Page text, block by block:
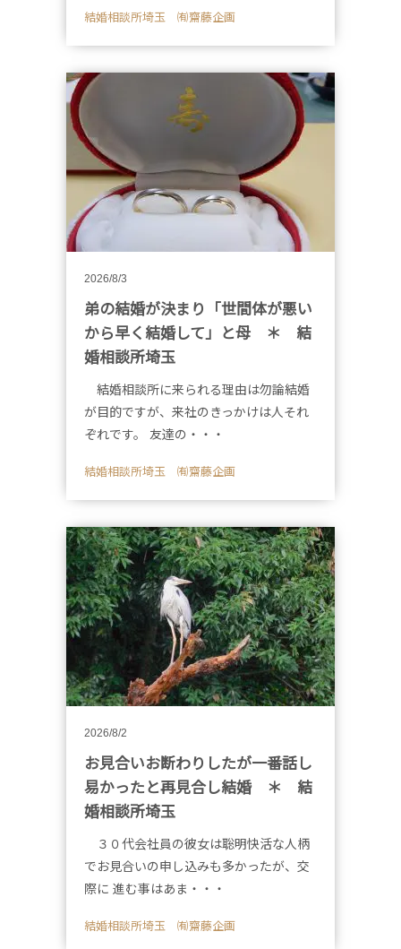
結婚相談所埼玉 ㈲齋藤企画
2026/8/3
弟の結婚が決まり「世間体が悪い
から早く結婚して」と母 ＊ 結
婚相談所埼玉
結婚相談所に来られる理由は勿論結婚
が目的ですが、来社のきっかけは人それ
ぞれです。 友達の・・・
結婚相談所埼玉 ㈲齋藤企画
2026/8/2
お見合いお断わりしたが一番話し
易かったと再見合し結婚 ＊ 結
婚相談所埼玉
３０代会社員の彼女は聡明快活な人柄
でお見合いの申し込みも多かったが、交
際に 進む事はあま・・・
結婚相談所埼玉 ㈲齋藤企画